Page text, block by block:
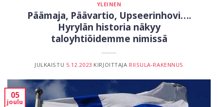
YLEINEN
Päämaja, Päävartio, Upseerinhovi….
Hyrylän historia näkyy
taloyhtiöidemme nimissä
JULKAISTU 5.12.2023 KIRJOITTAJA RIISULA-RAKENNUS
05
joulu